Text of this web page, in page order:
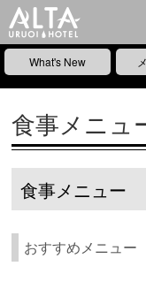
What's New
食事メニュ
食事メニュー
おすすめメニュー